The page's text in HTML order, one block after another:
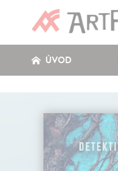
ÚVOD